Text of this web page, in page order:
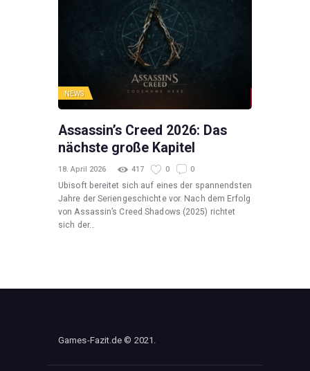
NEWS
Assassin’s Creed 2026: Das
nächste große Kapitel
18. April 2026 417 0 0
Ubisoft bereitet sich auf eines der spannendsten
Jahre der Seriengeschichte vor. Nach dem Erfolg
von Assassin’s Creed Shadows (2025) richtet
sich der…
Games-Fazit.de © 2021.